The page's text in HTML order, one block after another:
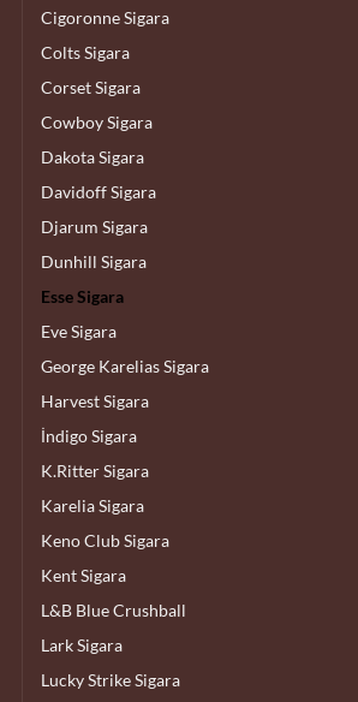
Cigoronne Sigara
Colts Sigara
Corset Sigara
Cowboy Sigara
Dakota Sigara
Davidoff Sigara
Djarum Sigara
Dunhill Sigara
Esse Sigara
Eve Sigara
George Karelias Sigara
Harvest Sigara
İndigo Sigara
K.Ritter Sigara
Karelia Sigara
Keno Club Sigara
Kent Sigara
L&B Blue Crushball
Lark Sigara
Lucky Strike Sigara